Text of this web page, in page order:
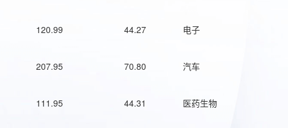
120.99 44.27 电子
207.95 70.80 汽车
111.95 44.31 医药生物